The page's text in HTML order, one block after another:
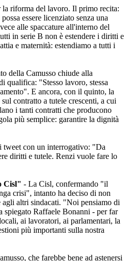
riforma del lavoro. Il primo recita:
essere licenziato senza una
alle spaccature all'interno del
in serie B non è estendere i diritti e
e maternità: estendiamo a tutti i
della Camusso chiude alla
qualifica: "Stesso lavoro, stessa
E ancora, con il quinto, la
contratto a tutele crescenti, a cui
i tanti contratti che producono
più semplice: garantire la dignità
tweet con un interrogativo: "Da
diritti e tutele. Renzi vuole fare lo
Cisl" - La Cisl, confermando "il
crisi", intanto ha deciso di non
altri sindacati. "Noi pensiamo di
spiegato Raffaele Bonanni - per far
ai lavoratori, ai parlamentari, la
più importanti sulla nostra
che farebbe bene ad astenersi